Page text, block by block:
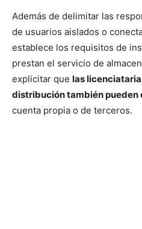
Además de delimitar las
de usuarios aislados o
establece los requisitos de
prestan el servicio de
explicitar que las
distribución también pueden
cuenta propia o de terceros.